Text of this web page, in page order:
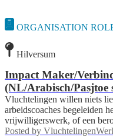
ORGANISATION
Hilversum
Impact Maker/
(NL/Arabisch/Pasjtoe
Vluchtelingen willen niets
arbeidscoaches begeleiden
vrijwilligerswerk, of een
Posted by